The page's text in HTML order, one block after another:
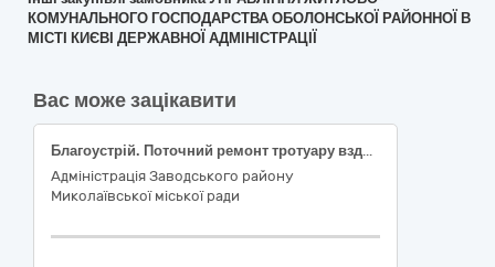
КОМУНАЛЬНОГО ГОСПОДАРСТВА ОБОЛОНСЬКОЇ РАЙОННОЇ В
МІСТІ КИЄВІ ДЕРЖАВНОЇ АДМІНІСТРАЦІЇ
Вас може зацікавити
Благоустрій. Поточний ремонт тротуару вздовж будинку № 5 по Бузькому бульвару у Заводському районі міста Миколаєва
Адміністрація Заводського району
Миколаївської міської ради